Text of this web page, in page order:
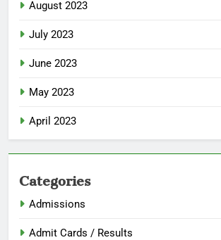
August 2023
July 2023
June 2023
May 2023
April 2023
Categories
Admissions
Admit Cards / Results